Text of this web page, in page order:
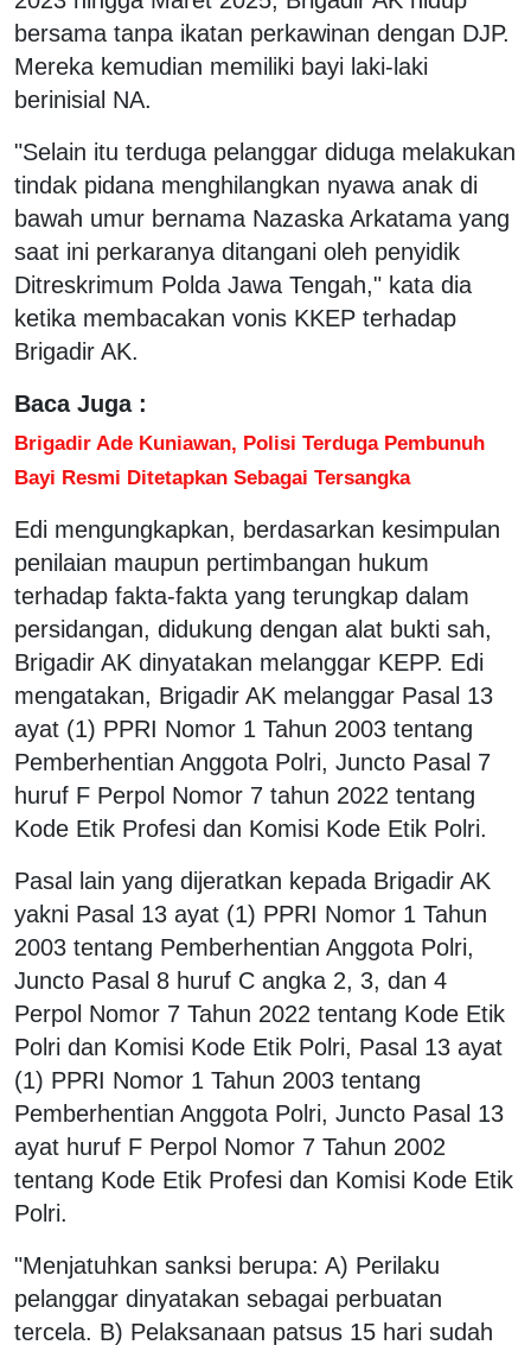
bersama tanpa ikatan perkawinan dengan DJP.
Mereka kemudian memiliki bayi laki-laki
berinisial NA.
"Selain itu terduga pelanggar diduga melakukan
tindak pidana menghilangkan nyawa anak di
bawah umur bernama Nazaska Arkatama yang
saat ini perkaranya ditangani oleh penyidik
Ditreskrimum Polda Jawa Tengah," kata dia
ketika membacakan vonis KKEP terhadap
Brigadir AK.
Baca Juga :
Brigadir Ade Kuniawan, Polisi Terduga Pembunuh
Bayi Resmi Ditetapkan Sebagai Tersangka
Edi mengungkapkan, berdasarkan kesimpulan
penilaian maupun pertimbangan hukum
terhadap fakta-fakta yang terungkap dalam
persidangan, didukung dengan alat bukti sah,
Brigadir AK dinyatakan melanggar KEPP. Edi
mengatakan, Brigadir AK melanggar Pasal 13
ayat (1) PPRI Nomor 1 Tahun 2003 tentang
Pemberhentian Anggota Polri, Juncto Pasal 7
huruf F Perpol Nomor 7 tahun 2022 tentang
Kode Etik Profesi dan Komisi Kode Etik Polri.
Pasal lain yang dijeratkan kepada Brigadir AK
yakni Pasal 13 ayat (1) PPRI Nomor 1 Tahun
2003 tentang Pemberhentian Anggota Polri,
Juncto Pasal 8 huruf C angka 2, 3, dan 4
Perpol Nomor 7 Tahun 2022 tentang Kode Etik
Polri dan Komisi Kode Etik Polri, Pasal 13 ayat
(1) PPRI Nomor 1 Tahun 2003 tentang
Pemberhentian Anggota Polri, Juncto Pasal 13
ayat huruf F Perpol Nomor 7 Tahun 2002
tentang Kode Etik Profesi dan Komisi Kode Etik
Polri.
"Menjatuhkan sanksi berupa: A) Perilaku
pelanggar dinyatakan sebagai perbuatan
tercela. B) Pelaksanaan patsus 15 hari sudah